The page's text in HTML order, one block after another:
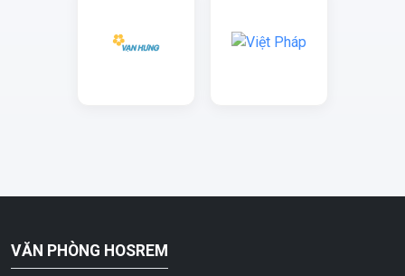
VĂN PHÒNG HOSREM